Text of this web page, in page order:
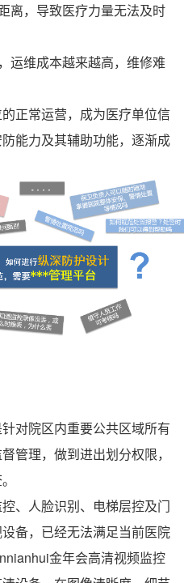
离，导致医疗力量无法及时
运维成本越来越高，维修难
正常运营，成为医疗单位信
能力及其辅助功能，逐渐成
院区内重要公共区域所有
管理，做到进出划分权限，
人脸识别、电梯层控及门
备，已经无法满足当前医院
金年会高清视频监控